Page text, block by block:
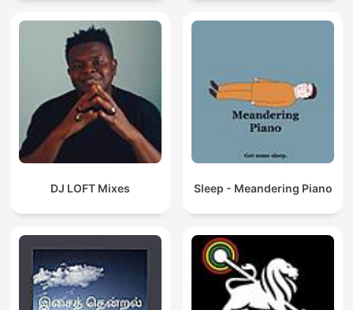
DJ LOFT Mixes Sleep - Meandering Piano